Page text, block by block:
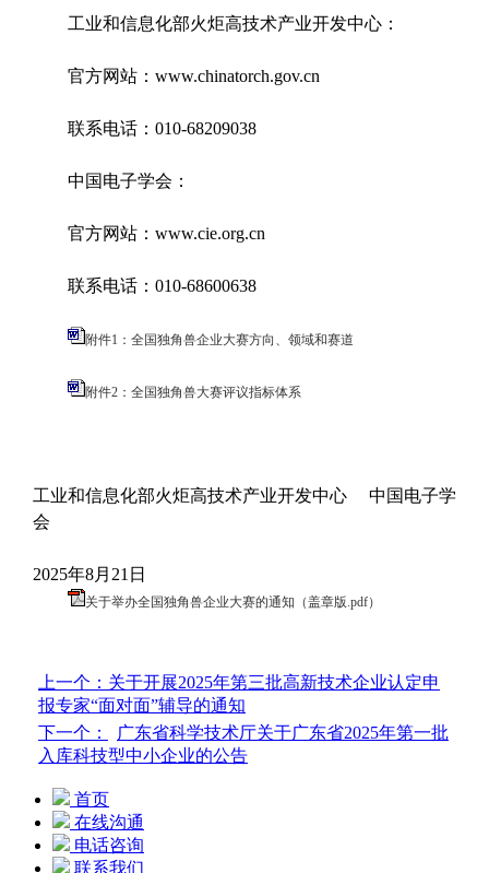
工业和信息化部火炬高技术产业开发中心：
官方网站：www.chinatorch.gov.cn
联系电话：010-68209038
中国电子学会：
官方网站：www.cie.org.cn
联系电话：010-68600638
附件1：全国独角兽企业大赛方向、领域和赛道
附件2：全国独角兽大赛评议指标体系
工业和信息化部火炬高技术产业开发中心 中国电子学
会
2025年8月21日
关于举办全国独角兽企业大赛的通知（盖章版.pdf）
上一个： 关于开展2025年第三批高新技术企业认定申
报专家“面对面”辅导的通知
下一个：
广东省科学技术厅关于广东省2025年第一批
入库科技型中小企业的公告
首页
在线沟通
电话咨询
联系我们